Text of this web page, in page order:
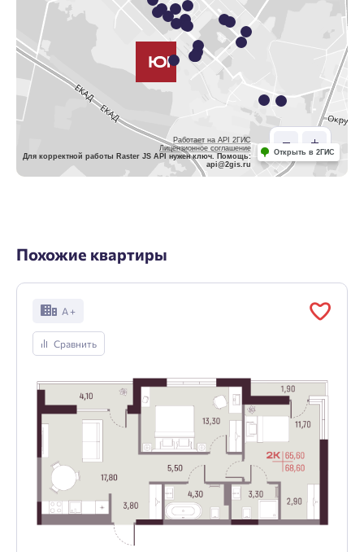
Работает на API 2ГИС
Лицензионное соглашение
Для корректной работы Raster JS API нужен ключ. Помощь:
api@2gis.ru
Открыть в 2ГИС
Похожие квартиры
А +
Сравнить